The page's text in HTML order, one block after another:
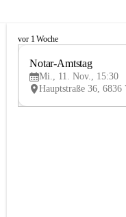
V
vor 1 Woche
Notar-Amtstag
Mi., 11. Nov., 15:30